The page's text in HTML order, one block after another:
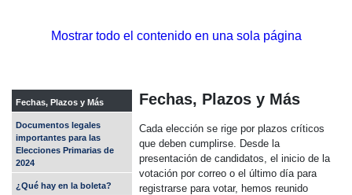
Mostrar todo el contenido en una sola página
Fechas, Plazos y Más
Documentos legales
importantes para las
Elecciones Primarias de
2024
¿Qué hay en la boleta?
Fechas, Plazos y Más
Cada elección se rige por plazos críticos
que deben cumplirse. Desde la
presentación de candidatos, el inicio de la
votación por correo o el último día para
registrarse para votar, hemos reunido